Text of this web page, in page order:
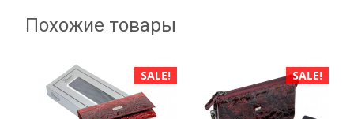
Похожие товары
SALE! SALE!